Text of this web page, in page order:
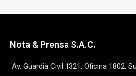
Nota & Prensa S.A.C.
Av. Guardia Civil 1321, Oficina 1802,